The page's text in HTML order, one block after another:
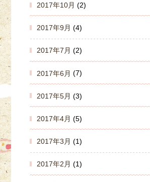
2017年10月 (2)
2017年9月 (4)
2017年7月 (2)
2017年6月 (7)
2017年5月 (3)
2017年4月 (5)
2017年3月 (1)
2017年2月 (1)